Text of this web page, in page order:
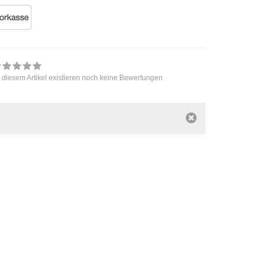
diesem Artikel existieren noch keine Bewertungen